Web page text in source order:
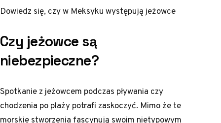
Dowiedz się,czy w Meksyku występują jeżowce
Czy jeżowce są
niebezpieczne?
Spotkanie z jeżowcem podczas pływania czy
chodzenia po plaży potrafi zaskoczyć. Mimo że te
morskie stworzenia fascynują swoim nietypowym